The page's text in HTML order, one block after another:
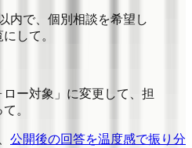
内で、個別相談を希望し
して。
ー対象」に変更して、担
。
公開後の回答を温度感で振り分